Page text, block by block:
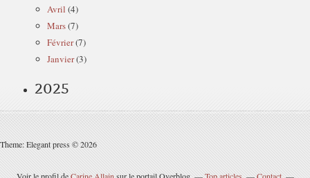
Avril (4)
Mars(7)
Février(7)
Janvier(3)
2025
Theme: Elegant press © 2026